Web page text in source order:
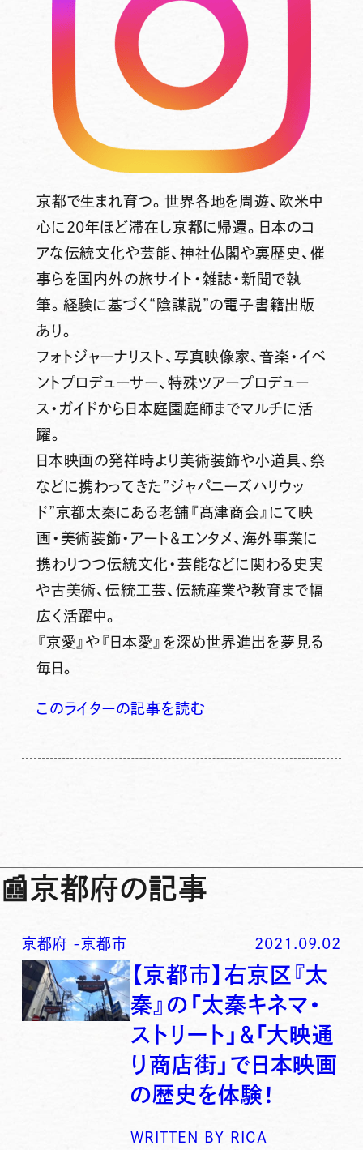
京都で生まれ育つ。世界各地を周遊、欧米中
心に20年ほど滞在し京都に帰還。日本のコ
アな伝統文化や芸能、神社仏閣や裏歴史、催
事らを国内外の旅サイト・雑誌・新聞で執
筆。経験に基づく“陰謀説”の電子書籍出版
あり。
フォトジャーナリスト、写真映像家、音楽・イベ
ントプロデューサー、特殊ツアープロデュー
ス・ガイドから日本庭園庭師までマルチに活
躍。
日本映画の発祥時より美術装飾や小道具、祭
などに携わってきた”ジャパニーズハリウッ
ド”京都太秦にある老舗『髙津商会』にて映
画・美術装飾・アート＆エンタメ、海外事業に
携わりつつ伝統文化・芸能などに関わる史実
や古美術、伝統工芸、伝統産業や教育まで幅
広く活躍中。
『京愛』や『日本愛』を深め世界進出を夢見る
毎日。
このライターの記事を読む
📰京都府の記事
京都府 -京都市 2021.09.02
【京都市】右京区『太
秦』の「太秦キネマ・
ストリート」＆「大映通
り商店街」で日本映画
の歴史を体験！
WRITTEN BY RICA